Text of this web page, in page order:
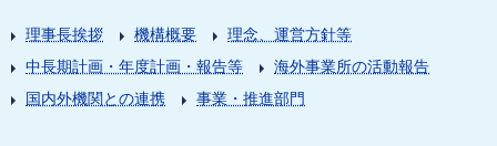
理事長挨拶 機構概要
理念、運営方針等
中長期計画・年度計画・報告等
海外事業所の活動報告
国内外機関との連携
事業・推進部門